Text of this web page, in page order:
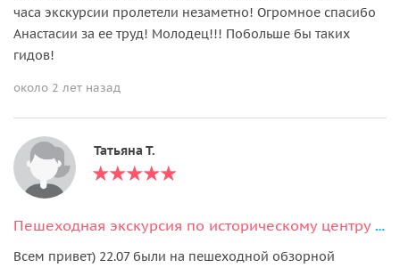
часа экскурсии пролетели незаметно! Огромное спасибо
Анастасии за ее труд! Молодец!!! Побольше бы таких
гидов!
около 2 лет назад
Татьяна Т.
Пешеходная экскурсия по историческому центру Тулы + дегустация
Всем привет) 22.07 были на пешеходной обзорной